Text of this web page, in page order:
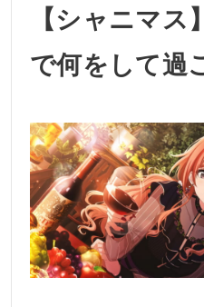
【シャニマ
で何をして過